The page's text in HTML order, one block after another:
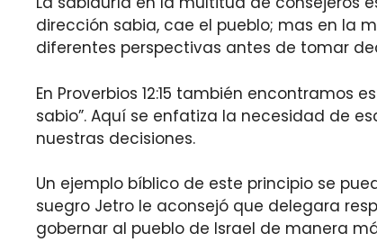
dirección sabia, cae el pueblo; mas en la
diferentes perspectivas antes de tomar
En Proverbios 12:15 también encontramos
sabio”. Aquí se enfatiza la necesidad de
nuestras decisiones.
Un ejemplo bíblico de este principio se
suegro Jetro le aconsejó que delegara
gobernar al pueblo de Israel de manera